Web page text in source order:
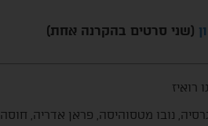
(שני סרטים בהקרנה אחת)
רואיז
נובו מטסוהיסה, פראן אדריה, חוסה